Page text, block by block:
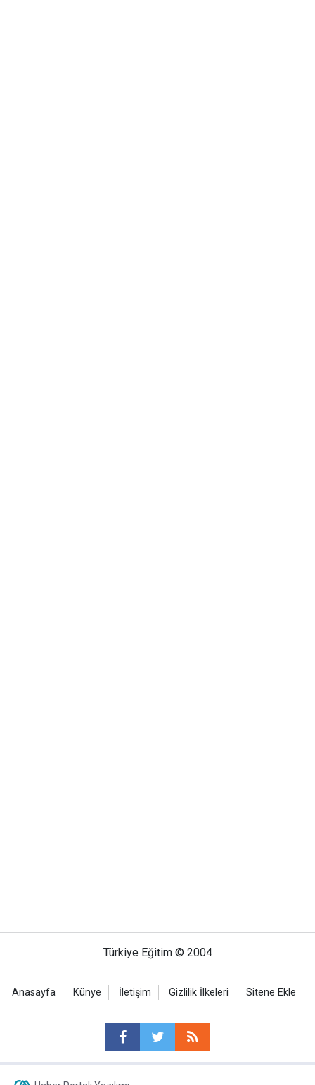
Türkiye Eğitim © 2004
Anasayfa Künye İletişim Gizlilik İlkeleri Sitene Ekle